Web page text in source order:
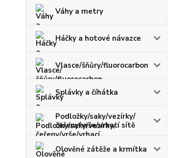
Váhy a metry
Háčky a hotové návazce
Vlasce/šňůry/fluorocarbon
Splávky a číhátka
Podložky/saky/vezírky/
čeřeny/vrše/vrhací sítě
Olověné zátěže a krmítka